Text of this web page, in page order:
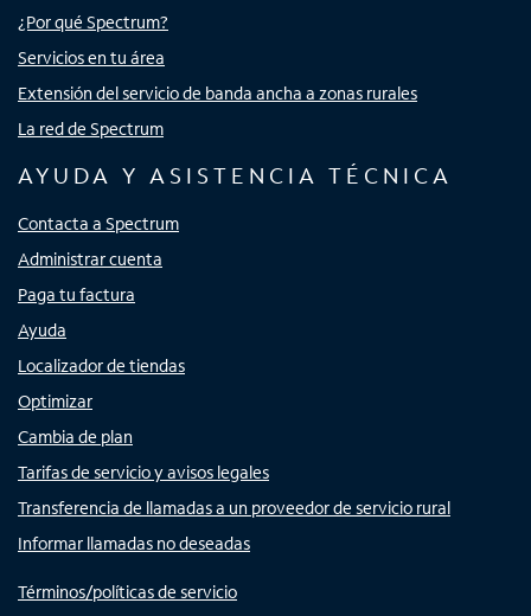
¿Por qué Spectrum?
Servicios en tu área
Extensión del servicio de banda ancha a zonas rurales
La red de Spectrum
AYUDA Y ASISTENCIA TÉCNICA
Contacta a Spectrum
Administrar cuenta
Paga tu factura
Ayuda
Localizador de tiendas
Optimizar
Cambia de plan
Tarifas de servicio y avisos legales
Transferencia de llamadas a un proveedor de servicio rural
Informar llamadas no deseadas
Términos/políticas de servicio